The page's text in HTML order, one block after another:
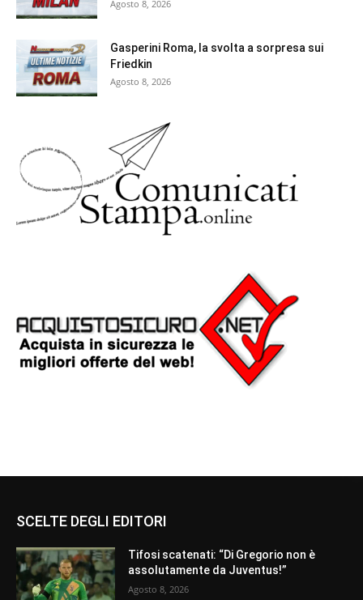
Agosto 8, 2026
Gasperini Roma, la svolta a sorpresa sui
Friedkin
Agosto 8, 2026
SCELTE DEGLI EDITORI
Tifosi scatenati: “Di Gregorio non è
assolutamente da Juventus!”
Agosto 8, 2026